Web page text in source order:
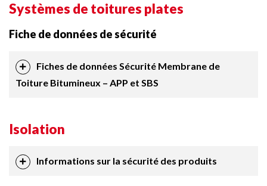
Systèmes de toitures plates
Fiche de données de sécurité
Fiches de données Sécurité Membrane de
Toiture Bitumineux – APP et SBS
Isolation
Informations sur la sécurité des produits